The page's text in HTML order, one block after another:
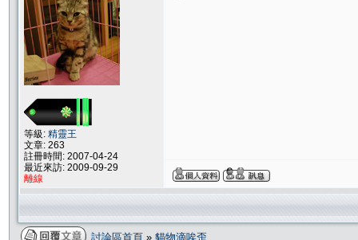
等級: 精靈王
文章: 263
註冊時間: 2007-04-24
最近來訪: 2009-09-29
離線
討論區首頁 » 貓物滴唉歪